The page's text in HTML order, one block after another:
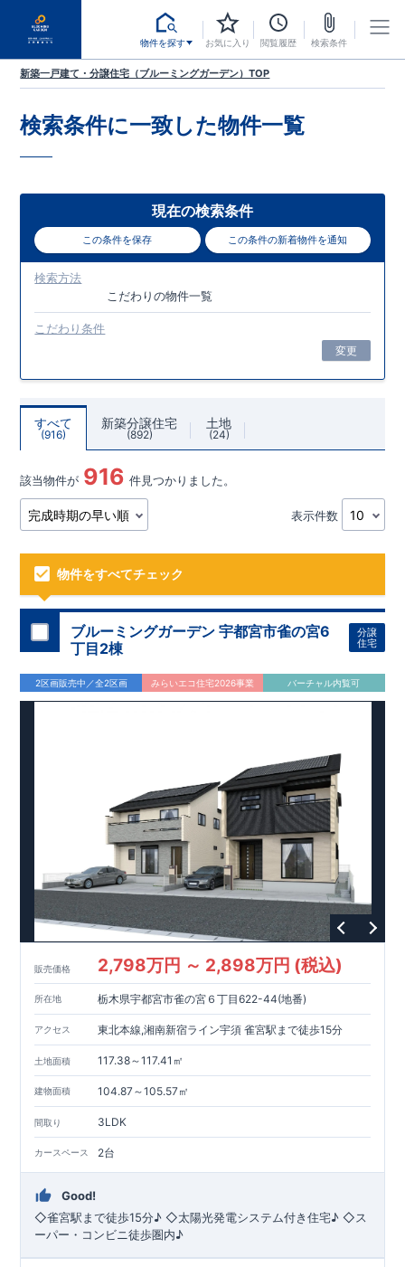
物件を探す お気に入り 閲覧履歴 検索条件
新築一戸建て・分譲住宅（ブルーミングガーデン）TOP
検索条件に一致した物件一覧
現在の検索条件
この条件を保存 この条件の新着物件を通知
検索方法
こだわりの物件一覧
こだわり条件
変更
すべて
916
新築分譲住宅
892
土地
24
該当物件が 916 件見つかりました。
表示件数
物件をすべてチェック
ブルーミングガーデン 宇都宮市雀の宮6
丁目2棟
分譲
住宅
2区画販売中／全2区画 みらいエコ住宅2026事業 バーチャル内覧可
販売価格 2,798万円 ～ 2,898万円 (税込)
所在地 栃木県宇都宮市雀の宮６丁目622-44(地番)
アクセス 東北本線,湘南新宿ライン宇須 雀宮駅まで徒歩15分
土地面積 117.38～117.41㎡
建物面積 104.87～105.57㎡
間取り 3LDK
カースペース 2台
Good!
◇雀宮駅まで徒歩15分♪ ◇太陽光発電システム付き住宅♪ ◇ス
ーパー・コンビニ徒歩圏内♪